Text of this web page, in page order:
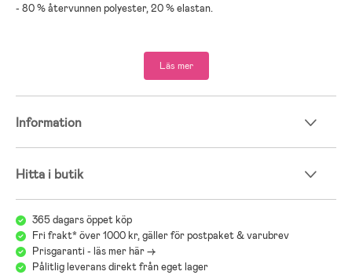
- 80 % återvunnen polyester, 20 % elastan.
Läs mer
Information
Hitta i butik
365 dagars öppet köp
Fri frakt* över 1000 kr, gäller för postpaket & varubrev
Prisgaranti - läs mer här ->
Pålitlig leverans direkt från eget lager